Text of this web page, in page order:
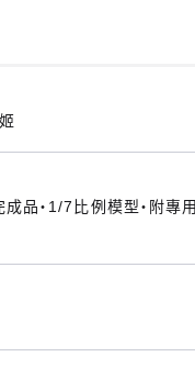
品・1/7比例模型・附專用